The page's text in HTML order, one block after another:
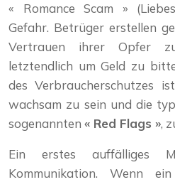
« Romance Scam »
Gefahr. Betrüger erstellen
Vertrauen ihrer Opfer
letztendlich um Geld zu
des Verbraucherschutzes
wachsam zu sein und die
sogenannten « Red Flags »,
Ein erstes auffälliges
Kommunikation. Wenn